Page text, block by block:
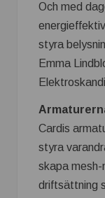
Och med
styra
Emma
Cardis
styra
skapa mesh-
driftsättning